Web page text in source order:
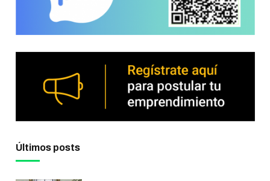
Últimos posts